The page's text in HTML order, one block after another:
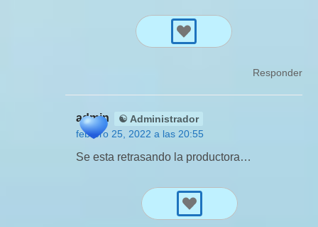
Responder
admin
☯ Administrador
febrero 25, 2022 a las 20:55
Se esta retrasando la productora…